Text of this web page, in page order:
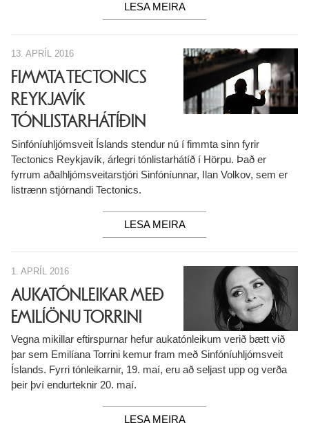
LESA MEIRA
13. APRÍL 2016
FIMMTA TECTONICS
REYKJAVÍK
TÓNLISTARHÁTÍÐIN
Sinfóníuhljómsveit Íslands stendur nú í fimmta sinn fyrir
Tectonics Reykjavík, árlegri tónlistarhátíð í Hörpu. Það er
fyrrum aðalhljómsveitarstjóri Sinfóníunnar, Ilan Volkov, sem er
listrænn stjórnandi Tectonics.
LESA MEIRA
1. APRÍL 2016
AUKATÓNLEIKAR MEÐ
EMILÍÖNU TORRINI
Vegna mikillar eftirspurnar hefur aukatónleikum verið bætt við
þar sem Emilíana Torrini kemur fram með Sinfóníuhljómsveit
Íslands. Fyrri tónleikarnir, 19. maí, eru að seljast upp og verða
þeir því endurteknir 20. maí.
LESA MEIRA